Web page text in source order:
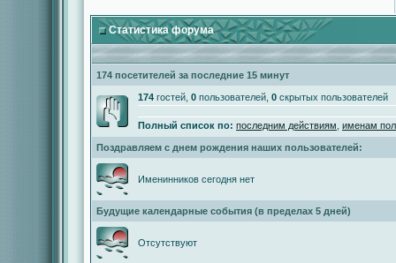
Статистика форума
174 посетителей за последние 15 минут
174 гостей, 0 пользователей, 0 скрытых пользователей
Полный список по: последним действиям именам
Поздравляем с днем рождения наших пользователей:
Именинников сегодня нет
Будущие календарные события (в пределах 5 дней)
Отсутствуют